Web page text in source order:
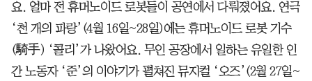
요. 얼마 전 휴머노이드 로봇들이 공연에서 다뤄졌어요. 연극
‘천 개의 파랑’(4월 16일~28일)에는 휴머노이드 로봇 기수
(騎手) ‘콜리’가 나왔어요. 무인 공장에서 일하는 유일한 인
간 노동자 ‘준’의 이야기가 펼쳐진 뮤지컬 ‘오즈’(2월 27일~